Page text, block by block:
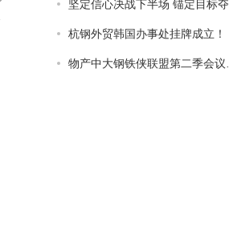
坚定信心决战下半场 锚定目标夺取全年胜 ——杭钢外贸召开2025年半年度经营分析会
杭钢外贸韩国办事处挂牌成立！
物产中大钢铁侠联盟第二季会议在杭钢外贸成功举办